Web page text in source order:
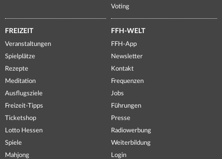
Voting
FREIZEIT
Veranstaltungen
Spielplätze
Rezepte
Meditation
Ausflugsziele
Freizeit-Tipps
Ticketshop
Lotto Hessen
Spiele
Mahjong
FFH-WELT
FFH-App
Newsletter
Kontakt
Frequenzen
Jobs
Führungen
Presse
Radiowerbung
Weiterbildung
Login